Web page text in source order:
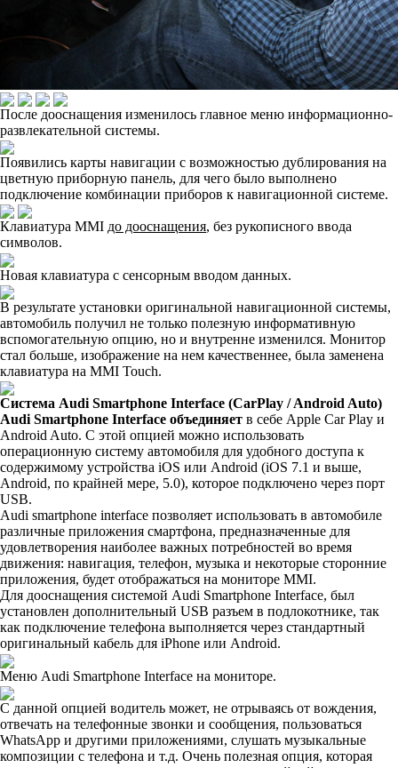
После дооснащения изменилось главное меню информационно-
развлекательной системы.
Появились карты навигации с возможностью дублирования на
цветную приборную панель, для чего было выполнено
подключение комбинации приборов к навигационной системе.
Клавиатура MMI до дооснащения, без рукописного ввода
символов.
Новая клавиатура с сенсорным вводом данных.
В результате установки оригинальной навигационной системы,
автомобиль получил не только полезную информативную
вспомогательную опцию, но и внутренне изменился. Монитор
стал больше, изображение на нем качественнее, была заменена
клавиатура на MMI Touch.
Система Audi Smartphone Interface (CarPlay / Android Auto)
Audi Smartphone Interface объединяет в себе Apple Car Play и
Android Auto. С этой опцией можно использовать
операционную систему автомобиля для удобного доступа к
содержимому устройства iOS или Android (iOS 7.1 и выше,
Android, по крайней мере, 5.0), которое подключено через порт
USB.
Audi smartphone interface позволяет использовать в автомобиле
различные приложения смартфона, предназначенные для
удовлетворения наиболее важных потребностей во время
движения: навигация, телефон, музыка и некоторые сторонние
приложения, будет отображаться на мониторе MMI.
Для дооснащения системой Audi Smartphone Interface, был
установлен дополнительный USB разъем в подлокотнике, так
как подключение телефона выполняется через стандартный
оригинальный кабель для iPhone или Android.
Меню Audi Smartphone Interface на мониторе.
С данной опцией водитель может, не отрываясь от вождения,
отвечать на телефонные звонки и сообщения, пользоваться
WhatsApp и другими приложениями, слушать музыкальные
композиции с телефона и т.д. Очень полезная опция, которая